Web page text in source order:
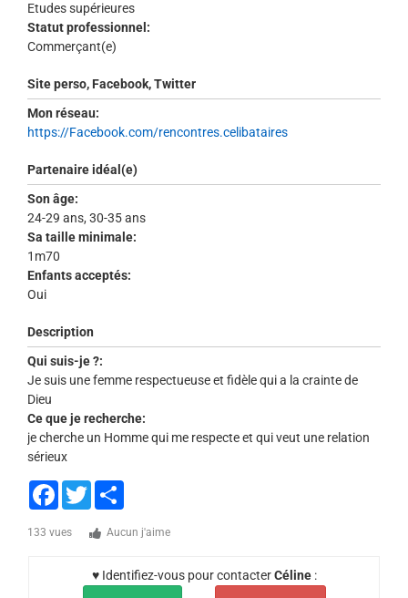
Etudes supérieures
Statut professionnel:
Commerçant(e)
Site perso, Facebook, Twitter
Mon réseau:
https://Facebook.com/rencontres.celibataires
Partenaire idéal(e)
Son âge:
24-29 ans, 30-35 ans
Sa taille minimale:
1m70
Enfants acceptés:
Oui
Description
Qui suis-je ?:
Je suis une femme respectueuse et fidèle qui a la crainte de
Dieu
Ce que je recherche:
je cherche un Homme qui me respecte et qui veut une relation
sérieux
Facebook
Twitter
133 vues Aucun j'aime
♥ Identifiez-vous pour contacterCéline: